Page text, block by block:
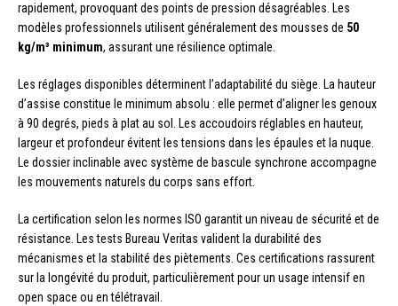
rapidement, provoquant des points de pression désagréables. Les
modèles professionnels utilisent généralement des mousses de 50
kg/m³ minimum, assurant une résilience optimale.
Les réglages disponibles déterminent l’adaptabilité du siège. La hauteur
d’assise constitue le minimum absolu : elle permet d’aligner les genoux
à 90 degrés, pieds à plat au sol. Les accoudoirs réglables en hauteur,
largeur et profondeur évitent les tensions dans les épaules et la nuque.
Le dossier inclinable avec système de bascule synchrone accompagne
les mouvements naturels du corps sans effort.
La certification selon les normes ISO garantit un niveau de sécurité et de
résistance. Les tests Bureau Veritas valident la durabilité des
mécanismes et la stabilité des piètements. Ces certifications rassurent
sur la longévité du produit, particulièrement pour un usage intensif en
open space ou en télétravail.